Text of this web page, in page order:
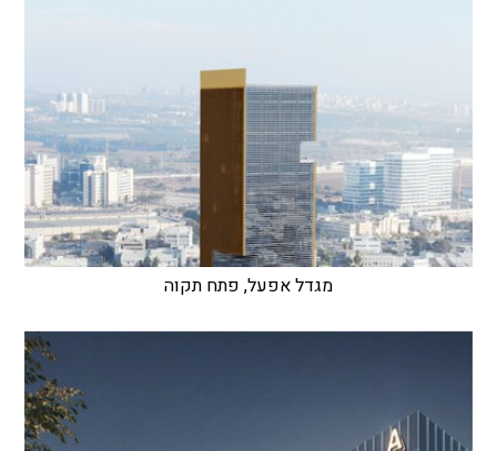
מגדל אפעל, פתח תקוה